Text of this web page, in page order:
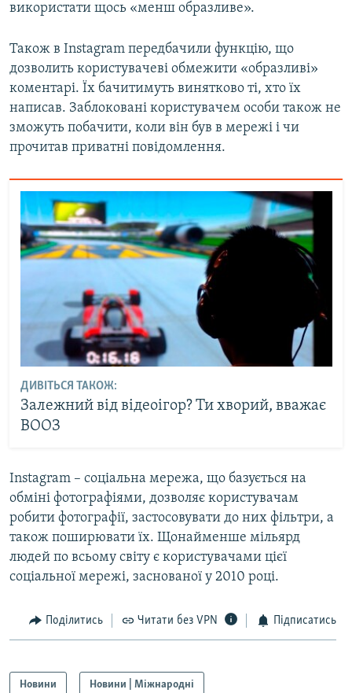
використати щось «менш образливе».
Також в Instagram передбачили функцію, що
дозволить користувачеві обмежити «образливі»
коментарі. Їх бачитимуть винятково ті, хто їх
написав. Заблоковані користувачем особи також не
зможуть побачити, коли він був в мережі і чи
прочитав приватні повідомлення.
ДИВІТЬСЯ ТАКОЖ:
Залежний від відеоігор? Ти хворий, вважає
ВООЗ
Instagram – соціальна мережа, що базується на
обміні фотографіями, дозволяє користувачам
робити фотографії, застосовувати до них фільтри, а
також поширювати їх. Щонайменше мільярд
людей по всьому світу є користувачами цієї
соціальної мережі, заснованої у 2010 році.
Поділитись Читати без VPN Підписатись
Новини Новини | Міжнародні